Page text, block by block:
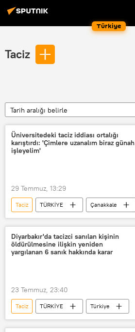
Türkiye
Taciz
Tarih aralığı belirle
Üniversitedeki taciz iddiası ortalığı
karıştırdı: 'Çimlere uzanalım biraz günah
işleyelim'
29 Temmuz, 13:29
Taciz TÜRKİYE
Çanakkale
YÖK
Cumhuriyet Başsavcılığı
Çanakkale Onsekiz Mart Üniversitesi
Cinsel taciz
Diyarbakır'da tacizci sanılan kişinin
öldürülmesine ilişkin yeniden
yargılanan 6 sanık hakkında karar
23 Temmuz, 23:40
Taciz TÜRKİYE
Türkiye
Diyarbakır